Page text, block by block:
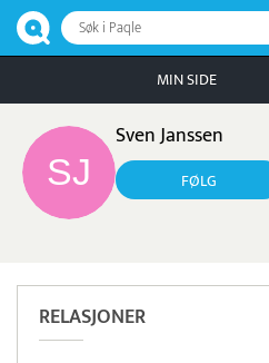
Søk i Paqle
MIN SIDE
Sven Janssen
FØLG
RELASJONER